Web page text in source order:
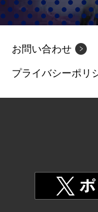
お問い合わせ
プライバシーポリ